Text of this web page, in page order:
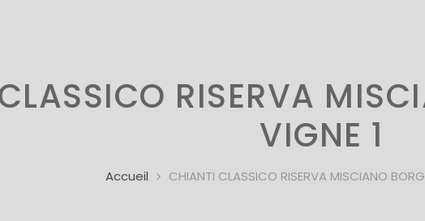
RISERVA
VIGNE 1
Accueil CHIANTI CLASSICO RISERVA MISCIANO